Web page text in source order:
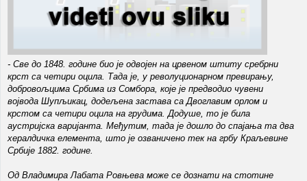
- Све до 1848. године био је одвојен на црвеном штиту сребрни
крст са четири оцила. Тада је, у револуционарном превирању,
добровољцима Србима из Сомбора, које је предводио чувени
војвода Шупљикац, додељена застава са Двоглавим орлом и
крстом са четири оцила на грудима. Додуше, то је била
аустријска варијанта. Међутим, тада је дошло до спајања та два
хералдичка елемента, што је озваничено тек на грбу Краљевине
Србије 1882. године.
Од Владимира Лабата Ровњева може се дознати на стотине